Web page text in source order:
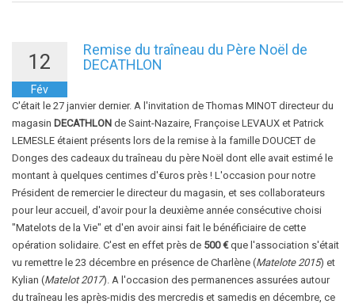
12
Fév
Remise du traîneau du Père Noël de
DECATHLON
C'était le 27 janvier dernier. A l'invitation de Thomas MINOT directeur du
magasin DECATHLON de Saint-Nazaire, Françoise LEVAUX et Patrick
LEMESLE étaient présents lors de la remise à la famille DOUCET de
Donges des cadeaux du traîneau du père Noël dont elle avait estimé le
montant à quelques centimes d'€uros près ! L'occasion pour notre
Président de remercier le directeur du magasin, et ses collaborateurs
pour leur accueil, d'avoir pour la deuxième année consécutive choisi
"Matelots de la Vie" et d'en avoir ainsi fait le bénéficiaire de cette
opération solidaire. C'est en effet près de 500 €que l'association s'était
vu remettre le 23 décembre en présence de Charlène (Matelote 2015) et
Kylian (Matelot 2017). A l'occasion des permanences assurées autour
du traîneau les après-midis des mercredis et samedis en décembre, ce